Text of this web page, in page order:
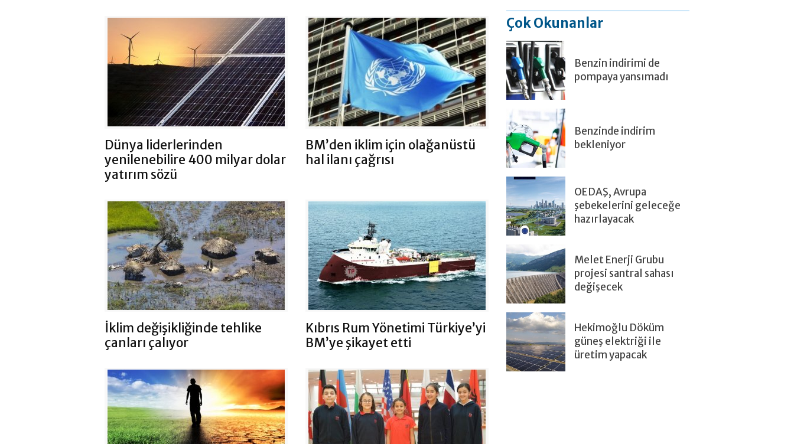
Dünya liderlerinden
yenilenebilire 400 milyar dolar
yatırım sözü
BM’den iklim için olağanüstü
hal ilanı çağrısı
İklim değişikliğinde tehlike
çanları çalıyor
Kıbrıs Rum Yönetimi Türkiye’yi
BM’ye şikayet etti
Çok Okunanlar
Benzin indirimi de
pompaya yansımadı
Benzinde indirim
bekleniyor
OEDAŞ, Avrupa
şebekelerini geleceğe
hazırlayacak
Melet Enerji Grubu
projesi santral sahası
değişecek
Hekimoğlu Döküm
güneş elektriği ile
üretim yapacak